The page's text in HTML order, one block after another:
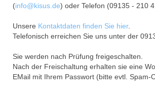
(info@kisus.de) oder Telefon (09135 - 210
Unsere Kontaktdaten finden Sie hier.
Telefonisch erreichen Sie uns unter der
Sie werden nach Prüfung freigeschalten.
Nach der Freischaltung erhalten sie eine
EMail mit Ihrem Passwort (bitte evtl. Spam-